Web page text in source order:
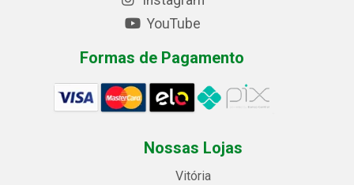
YouTube
Formas de Pagamento
Nossas Lojas
Vitória